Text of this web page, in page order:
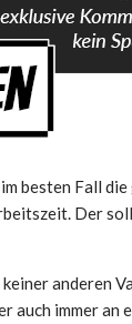
besten Fall
Der
anderen
immer an